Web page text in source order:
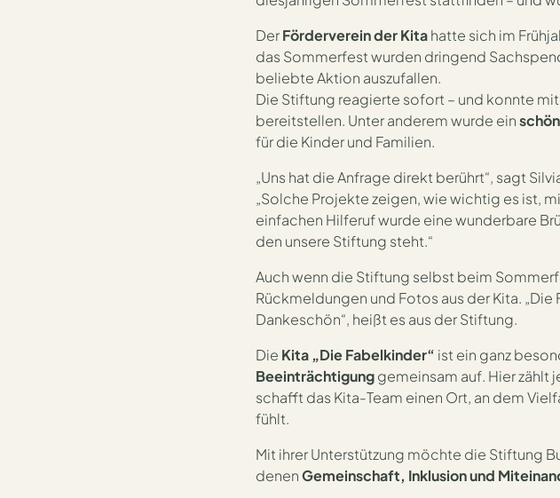
DerFörderverein der Kitahatte sich im
das Sommerfest wurden dringend
beliebte Aktion auszufallen.
Die Stiftung reagierte sofort – und konnte
bereitstellen. Unter anderem wurde ein
für die Kinder und Familien.
„Uns hat die Anfrage direkt berührt“, sagt
„Solche Projekte zeigen, wie wichtig es ist,
einfachen Hilferuf wurde eine wunderbare
den unsere Stiftung steht.“
Auch wenn die Stiftung selbst beim
Rückmeldungen und Fotos aus der Kita.
Dankeschön“, heißt es aus der Stiftung.
Die Kita „Die Fabelkinder“ ist ein ganz
Beeinträchtigunggemeinsam auf. Hier zählt
schafft das Kita-Team einen Ort, an dem
fühlt.
Mit ihrer Unterstützung möchte die Stiftung
denenGemeinschaft, Inklusion und